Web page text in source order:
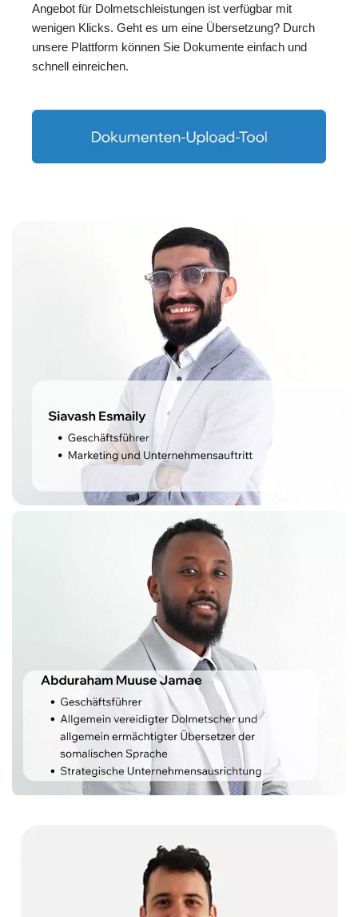
Angebot für Dolmetschleistungen ist verfügbar mit
wenigen Klicks. Geht es um eine Übersetzung? Durch
unsere Plattform können Sie Dokumente einfach und
schnell einreichen.